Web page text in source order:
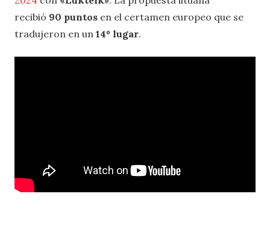
recibió 90 puntos en el certamen europeo que se
tradujeron en un 14º lugar.